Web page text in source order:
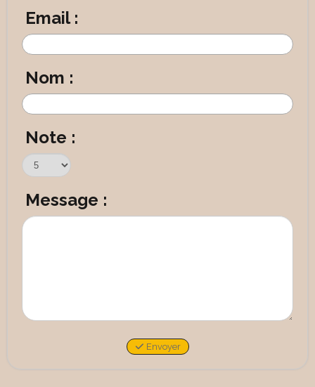
Email :
Nom :
Note :
Message :
Envoyer